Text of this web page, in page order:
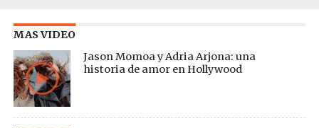
MAS VIDEO
Jason Momoa y Adria Arjona: una
historia de amor en Hollywood